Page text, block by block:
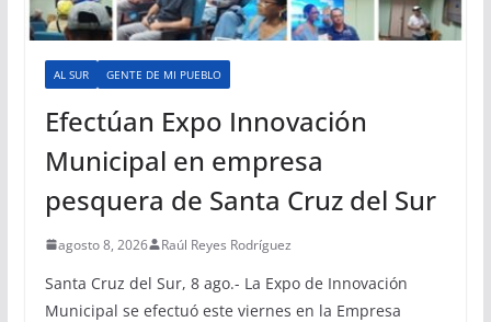
AL SUR GENTE DE MI PUEBLO
Efectúan Expo Innovación
Municipal en empresa
pesquera de Santa Cruz del Sur
agosto 8, 2026 Raúl Reyes Rodríguez
Santa Cruz del Sur, 8 ago.- La Expo de Innovación
Municipal se efectuó este viernes en la Empresa